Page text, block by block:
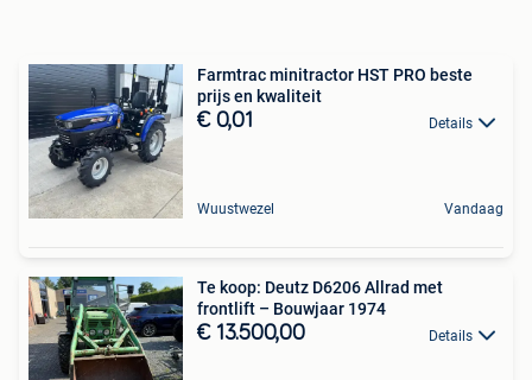
Farmtrac minitractor HST PRO beste
prijs en kwaliteit
€ 0,01 Details
Wuustwezel Vandaag
Te koop: Deutz D6206 Allrad met
frontlift – Bouwjaar 1974
€ 13.500,00 Details